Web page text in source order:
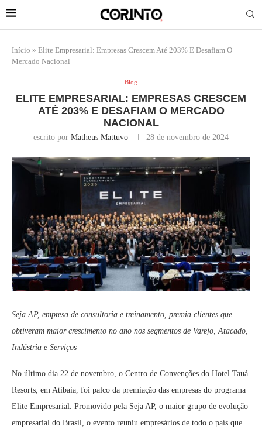
Início » Elite Empresarial: Empresas Crescem Até 203% E Desafiam O
Mercado Nacional
Blog
ELITE EMPRESARIAL: EMPRESAS CRESCEM
ATÉ 203% E DESAFIAM O MERCADO
NACIONAL
escrito por Matheus Mattuvo 28 de novembro de 2024
Seja AP, empresa de consultoria e treinamento, premia clientes que
obtiveram maior crescimento no ano nos segmentos de Varejo, Atacado,
Indústria e Serviços
No último dia 22 de novembro, o Centro de Convenções do Hotel Tauá
Resorts, em Atibaia, foi palco da premiação das empresas do programa
Elite Empresarial. Promovido pela Seja AP, o maior grupo de evolução
empresarial do Brasil, o evento reuniu empresários de todo o país que